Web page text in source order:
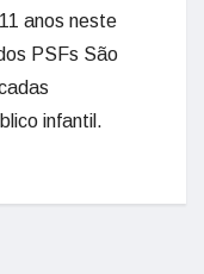
anos neste
PSFs São
infantil.